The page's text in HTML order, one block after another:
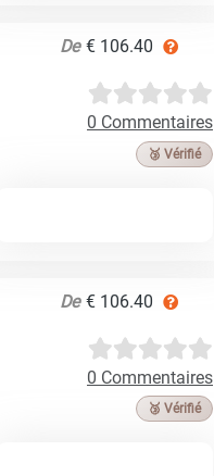
De € 106.40
0 Commentaires
🥉 Vérifié
De € 106.40
0 Commentaires
🥉 Vérifié